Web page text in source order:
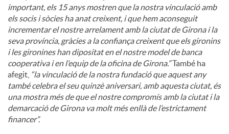
important, els 15 anys mostren que la nostra vinculació amb
els socis i sòcies ha anat creixent, i que hem aconseguit
incrementar el nostre arrelament amb la ciutat de Girona i la
seva província, gràcies a la confiança creixent que els gironins
i les gironines han dipositat en el nostre model de banca
cooperativa i en l’equip de la oficina de Girona.”També ha
afegit, “la vinculació de la nostra fundació que aquest any
també celebra el seu quinzè aniversari, amb aquesta ciutat, és
una mostra més de que el nostre compromís amb la ciutat i la
demarcació de Girona va molt més enllà de l’estrictament
financer”.